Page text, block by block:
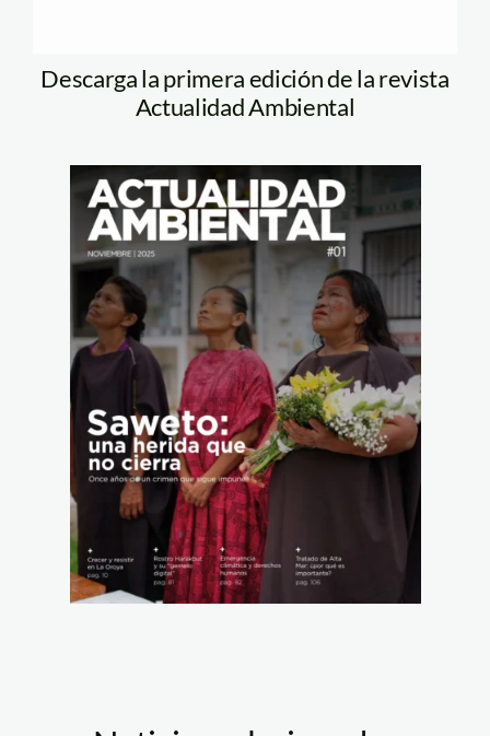
Descarga la primera edición de la revista
Actualidad Ambiental